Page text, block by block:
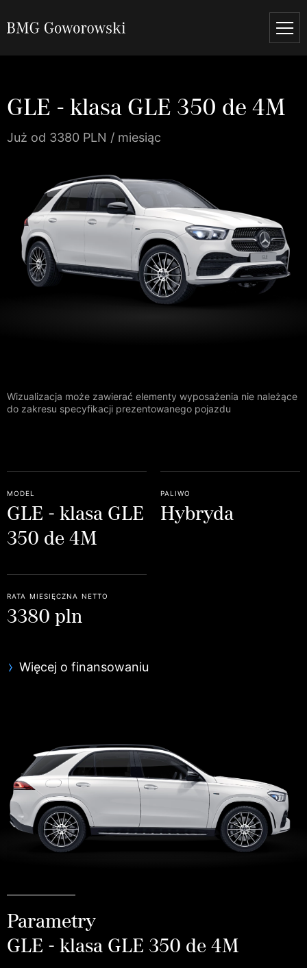
GLE - klasa GLE 350 de 4M
Już od 3380 PLN / miesiąc
model
GLE - klasa GLE
350 de 4M
paliwo
Hybryda
rata miesięczna netto
3380 pln
Więcej o finansowaniu
Wizualizacja może zawierać elementy wyposażenia nie należące
do zakresu specyfikacji prezentowanego pojazdu
Parametry
GLE - klasa GLE 350 de 4M